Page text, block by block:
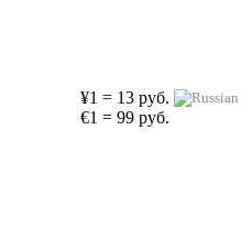
¥1 = 13 руб.
€1 = 99 руб.